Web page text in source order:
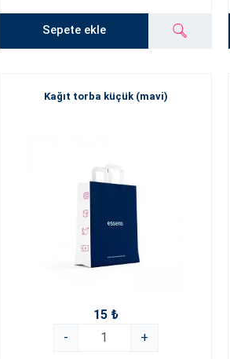
Sepete ekle
Kağıt torba küçük (mavi)
15 ₺
-
+